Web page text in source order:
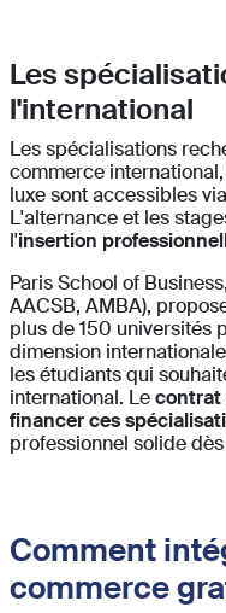
Les
l'international
Les spécialisations
commerce
luxe sont accessibles
L'alternance et les
l'insertion
Paris School of
AACSB, AMBA),
plus de 150 universités
dimension
les étudiants qui
international. Lecontrat
financer ces
professionnel solide
Comment
commerce